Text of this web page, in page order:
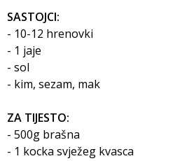
SASTOJCI:
- 10-12 hrenovki
- 1 jaje
- sol
- kim, sezam, mak
ZA TIJESTO:
- 500g brašna
- 1 kocka svježeg kvasca